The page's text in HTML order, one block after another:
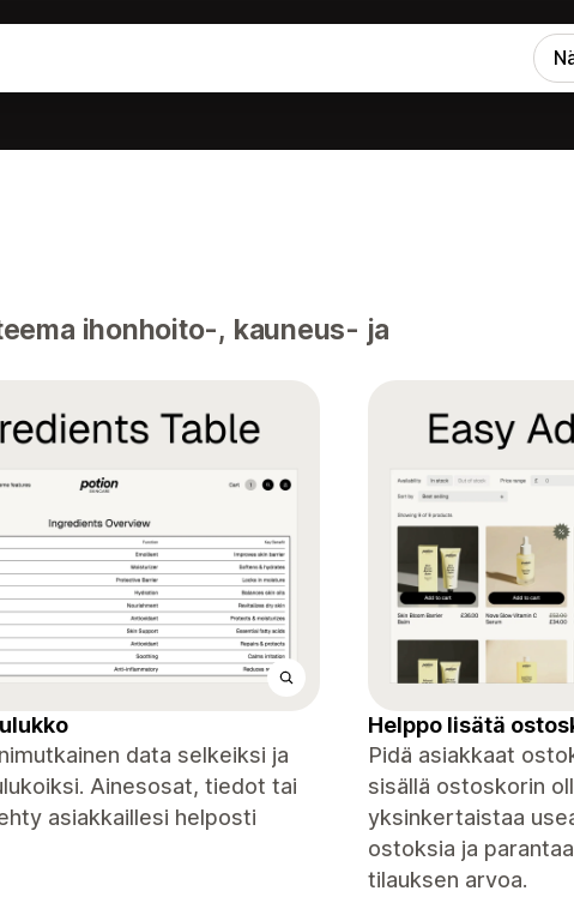
ihonhoito-, kauneus- ja
data selkeiksi ja
Ainesosat, tiedot tai
asiakkaillesi helposti
Helppo lisätä
Pidä asiakkaat
sisällä ostoskorin
yksinkertaistaa
ostoksia ja
tilauksen arvoa.